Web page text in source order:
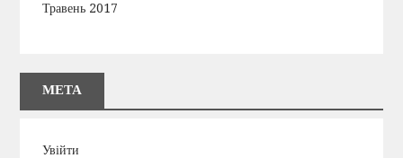
Травень 2017
МЕТА
Увійти